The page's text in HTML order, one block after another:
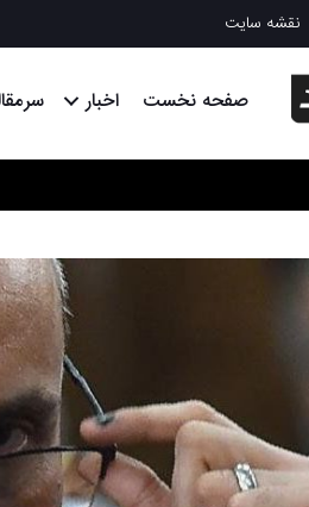
نقشه سایت
صفحه نخست اخبار